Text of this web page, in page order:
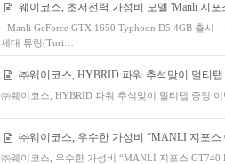
웨이코스, 초저전력 가성비 모델 'Manli 지
- Manli GeForce GTX 1650 Typhoon D5 4GB 출시
세대 튜링(Turi…
㈜웨이코스, HYBRID 파워 추석맞이 멀티
㈜웨이코스, HYBRID 파워 추석맞이 멀티탭 증정
㈜웨이코스, 우수한 가성비 “MANLI 지포스
㈜웨이코스, 우수한 가성비 “MANLI 지포스 GT740